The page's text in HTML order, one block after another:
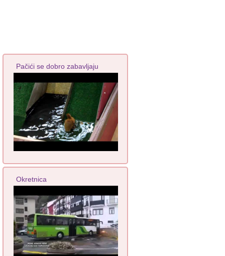
Pačići se dobro zabavljaju
Okretnica